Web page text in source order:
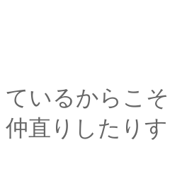
血の繋が
ているからこ
仲直りしたりす
それは、